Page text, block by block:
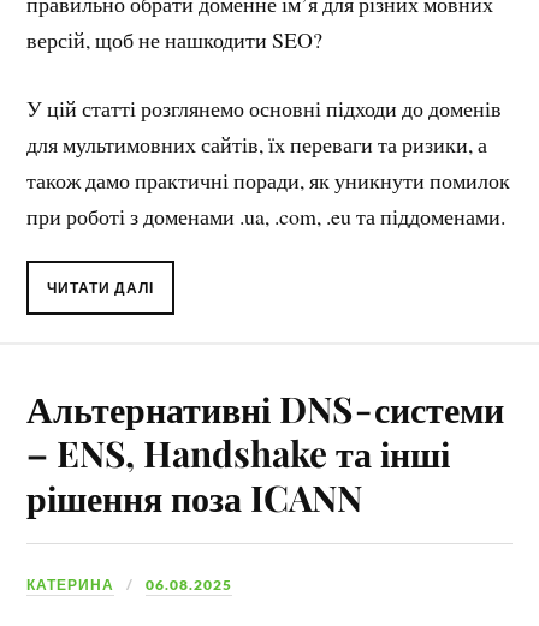
версій, щоб не нашкодити SEO?
У цій статті розглянемо основні підходи до доменів
для мультимовних сайтів, їх переваги та ризики, а
також дамо практичні поради, як уникнути помилок
при роботі з доменами .ua, .com, .eu та піддоменами.
ЧИТАТИ ДАЛІ
Альтернативні DNS - системи
– ENS, Handshake та інші
рішення поза ICANN
КАТЕРИНА 06.08.2025